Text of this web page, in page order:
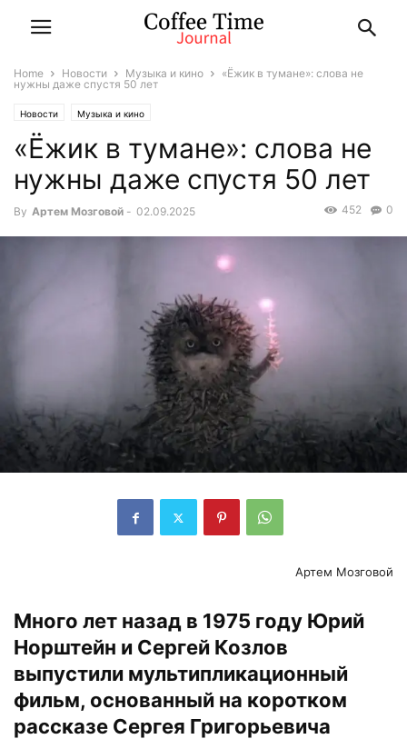
Home Новости Музыка и кино
«Ёжик в тумане»: слова не
нужны даже спустя 50 лет
Новости Музыка и кино
«Ёжик в тумане»: слова не
нужны даже спустя 50 лет
By Артем Мозговой - 02.09.2025 0
452
Артем Мозговой
Много лет назад в 1975 году Юрий
Норштейн и Сергей Козлов
выпустили мультипликационный
фильм, основанный на коротком
рассказе Сергея Григорьевича